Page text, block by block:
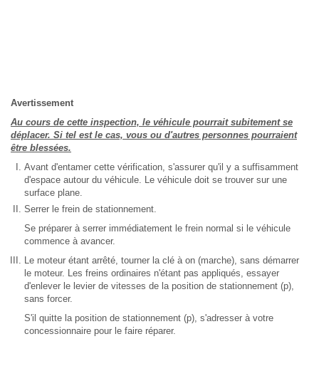
Avertissement
Au cours de cette inspection, le véhicule pourrait subitement se
déplacer. Si tel est le cas, vous ou d'autres personnes pourraient
être blessées.
Avant d'entamer cette vérification, s'assurer qu'il y a suffisamment
d'espace autour du véhicule. Le véhicule doit se trouver sur une
surface plane.
Serrer le frein de stationnement.
Se préparer à serrer immédiatement le frein normal si le véhicule
commence à avancer.
Le moteur étant arrêté, tourner la clé à on (marche), sans démarrer
le moteur. Les freins ordinaires n'étant pas appliqués, essayer
d'enlever le levier de vitesses de la position de stationnement (p),
sans forcer.
S'il quitte la position de stationnement (p), s'adresser à votre
concessionnaire pour le faire réparer.